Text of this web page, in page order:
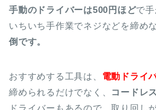
手動のドライバーは500円ほどで手
いちいち手作業でネジなどを締め
倒です。
おすすめする工具は、 電動ドライ
締められるだけでなく、 コードレ
ドライバーもあるので、取り回し